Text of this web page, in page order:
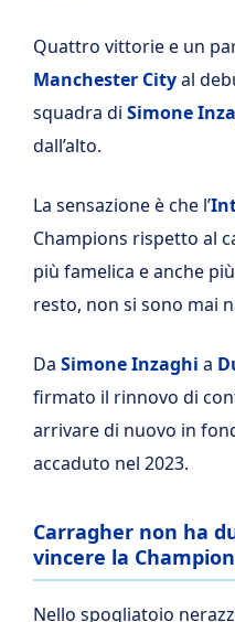
Quattro vittorie e un
Manchester Cityal
squadra di Simone
dall’alto.
La sensazione è che l’
Champions rispetto al
più famelica e anche
resto, non si sono mai
Da SimoneInzaghi a
firmato il rinnovo di
arrivare di nuovo in
accaduto nel 2023.
Carragher non ha
vincere la
Nello spogliatoio